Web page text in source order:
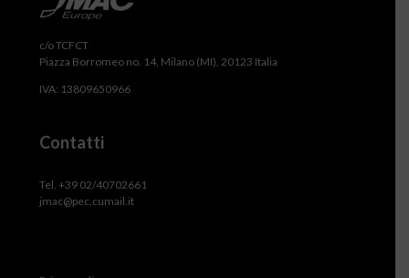
c/o TCFCT
Piazza Borromeo no. 14, Milano (MI), 20123 Italia
IVA: 13809650966
Contatti
Tel. +39 02/40702661
jmac@pec.cumail.it